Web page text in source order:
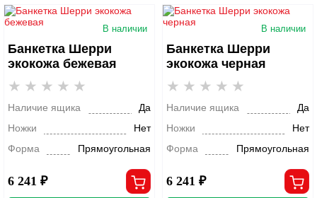
В наличии
Банкетка Шерри
экокожа бежевая
Наличие ящика
Да
Ножки
Нет
Форма
Прямоугольная
6 241 ₽
В наличии
Банкетка Шерри
экокожа черная
Наличие ящика
Да
Ножки
Нет
Форма
Прямоугольная
6 241 ₽